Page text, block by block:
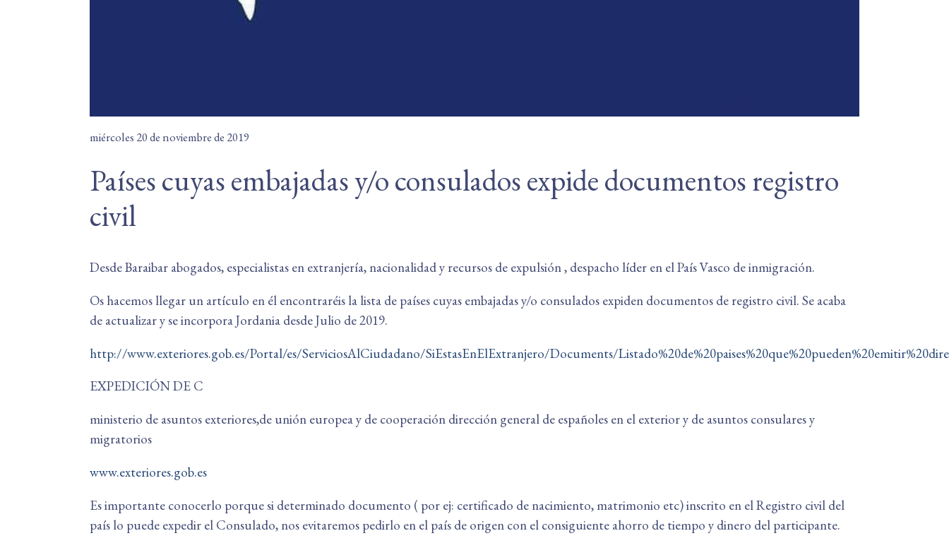
miércoles 20 de noviembre de 2019
Países cuyas embajadas y/o consulados expide documentos registro
civil
Desde Baraibar abogados, especialistas en extranjería, nacionalidad y recursos de expulsión , despacho líder en el País Vasco de inmigración.
Os hacemos llegar un artículo en él encontraréis la lista de países cuyas embajadas y/o consulados expiden documentos de registro civil. Se acaba
de actualizar y se incorpora Jordania desde Julio de 2019.
http://www.exteriores.gob.es/Portal/es/ServiciosAlCiudadano/SiEstasEnElExtranjero/Documents/
EXPEDICIÓN DE C
ministerio de asuntos exteriores,de unión europea y de cooperación dirección general de españoles en el exterior y de asuntos consulares y
migratorios
www.exteriores.gob.es
Es importante conocerlo porque si determinado documento ( por ej: certificado de nacimiento, matrimonio etc) inscrito en el Registro civil del
país lo puede expedir el Consulado, nos evitaremos pedirlo en el país de origen con el consiguiente ahorro de tiempo y dinero del participante.